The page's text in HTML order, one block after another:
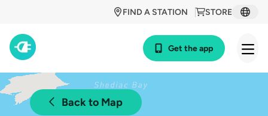
STORE
FIND A STATION
Get the app
Back to Map